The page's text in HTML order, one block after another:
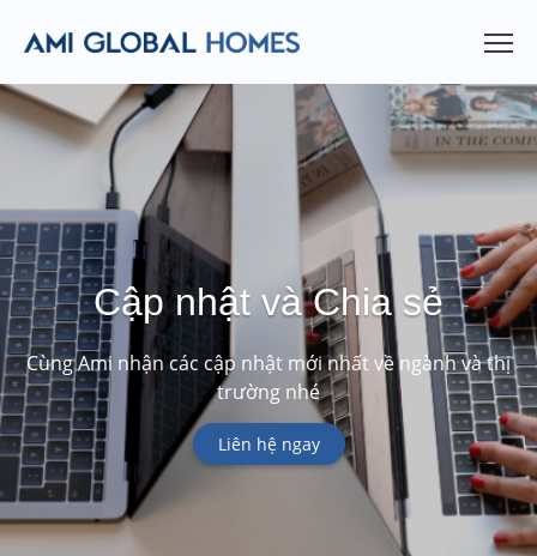
Cập nhật và Chia sẻ
Cùng Ami nhận các cập nhật mới nhất về ngành và thị
trường nhé
Liên hệ ngay